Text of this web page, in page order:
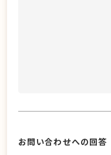
お問い合わせへの回答